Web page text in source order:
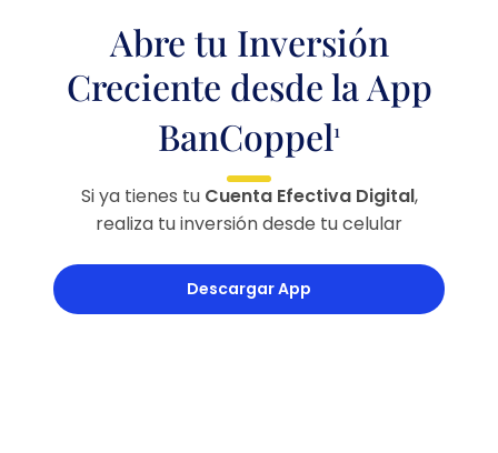
Abre tu Inversión
Creciente desde la App
BanCoppel1
Si ya tienes tu Cuenta Efectiva Digital,
realiza tu inversión desde tu celular
Descargar App